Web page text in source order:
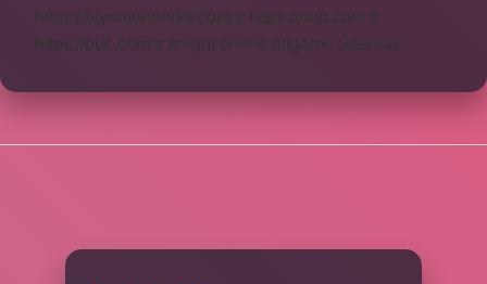
https://biyomuhendis.com.tr https://nup.com.tr
https://puc.com.tr knight online nttgame Sitemap